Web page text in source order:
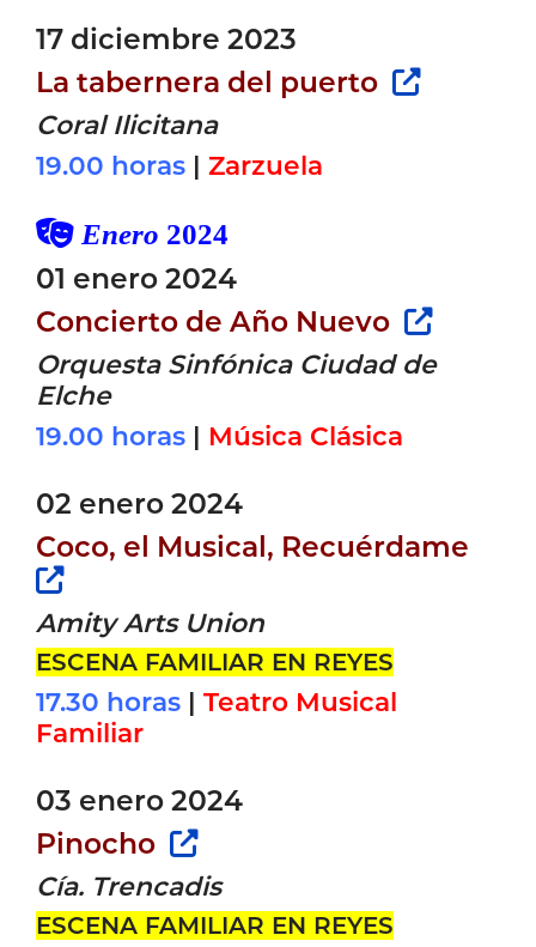
17 diciembre 2023
La tabernera del puerto
Coral Ilicitana
19.00 horas | Zarzuela
Enero 2024
01 enero 2024
Concierto de Año Nuevo
Orquesta Sinfónica Ciudad de
Elche
19.00 horas | Música Clásica
02 enero 2024
Coco, el Musical, Recuérdame
Amity Arts Union
ESCENA FAMILIAR EN REYES
17.30 horas | Teatro Musical
Familiar
03 enero 2024
Pinocho
Cía. Trencadis
ESCENA FAMILIAR EN REYES